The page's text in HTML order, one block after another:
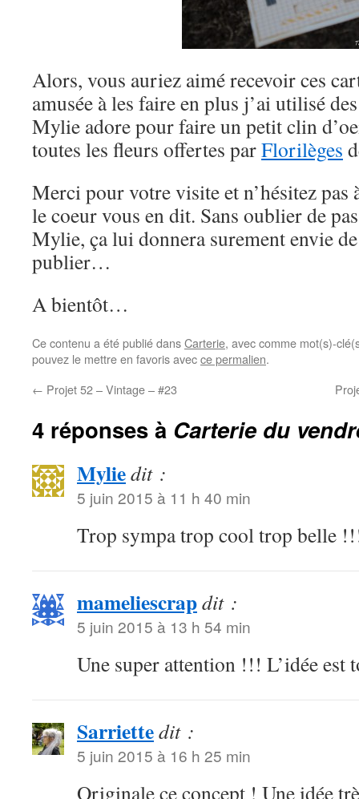
Alors, vous auriez aimé recevoir ces
amusée à les faire en plus j’ai utilisé
Mylie adore pour faire un petit clin
toutes les fleurs offertes parFlorilèges
Merci pour votre visite et n’hésitez
le coeur vous en dit. Sans oublier de
Mylie, ça lui donnera surement envie
publier…
A bientôt…
Ce contenu a été publié dansCarterie, avec comme mot(s)-
pouvez le mettre en favoris avecce permalien.
← Projet 52 – Vintage – #23
4 réponses à Carterie du
Myliedit :
5 juin 2015 à 11 h 40 min
Trop sympa trop cool trop belle
mameliescrapdit :
5 juin 2015 à 13 h 54 min
Une super attention !!! L’idée est
Sarriettedit :
5 juin 2015 à 16 h 25 min
Originale ce concept ! Une idée